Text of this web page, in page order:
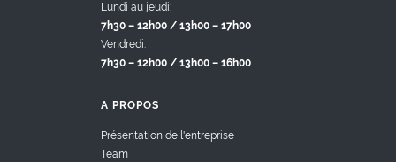
Lundi au jeudi:
7h30 – 12h00 / 13h00 – 17h00
Vendredi:
7h30 – 12h00 / 13h00 – 16h00
A PROPOS
Présentation de l'entreprise
Team